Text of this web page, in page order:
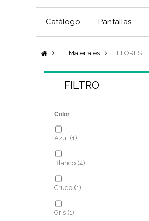
Catálogo Pantallas
Materiales FLORES
FILTRO
Color
Azul (1)
Blanco (4)
Crudo (1)
Gris (1)